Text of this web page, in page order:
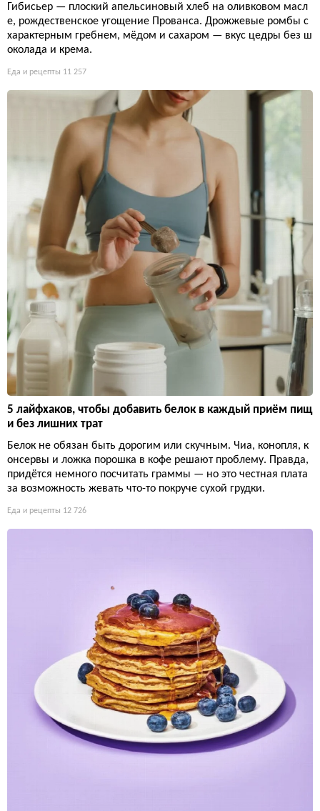
Гибисьер — плоский апельсиновый хлеб на оливковом масл
е, рождественское угощение Прованса. Дрожжевые ромбы с
характерным гребнем, мёдом и сахаром — вкус цедры без ш
околада и крема.
Еда и рецепты 11 257
5 лайфхаков, чтобы добавить белок в каждый приём пищ
и без лишних трат
Белок не обязан быть дорогим или скучным. Чиа, конопля, к
онсервы и ложка порошка в кофе решают проблему. Правда,
придётся немного посчитать граммы — но это честная плата
за возможность жевать что-то покруче сухой грудки.
Еда и рецепты 12 726